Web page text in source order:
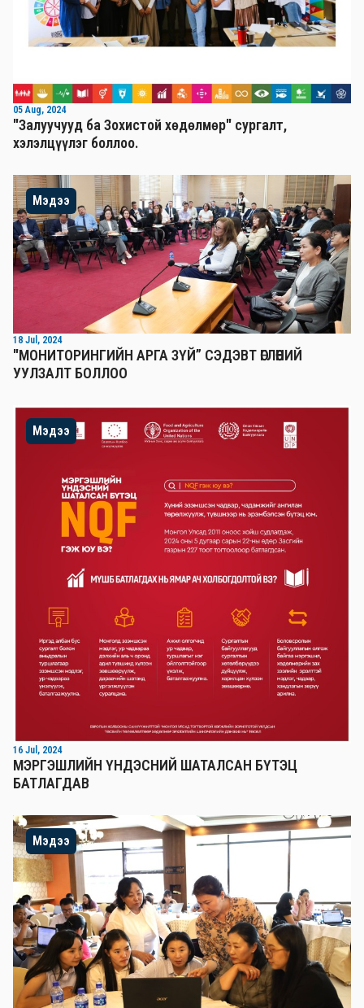
05 Aug, 2024
"Залуучууд ба Зохистой хөдөлмөр" сургалт,
хэлэлцүүлэг боллоо.
Мэдээ
18 Jul, 2024
"МОНИТОРИНГИЙН АРГА ЗҮЙ” СЭДЭВТ ӨГЛӨӨНИЙ
УУЛЗАЛТ БОЛЛОО
Мэдээ
16 Jul, 2024
МЭРГЭШЛИЙН ҮНДЭСНИЙ ШАТАЛСАН БҮТЭЦ
БАТЛАГДАВ
Мэдээ